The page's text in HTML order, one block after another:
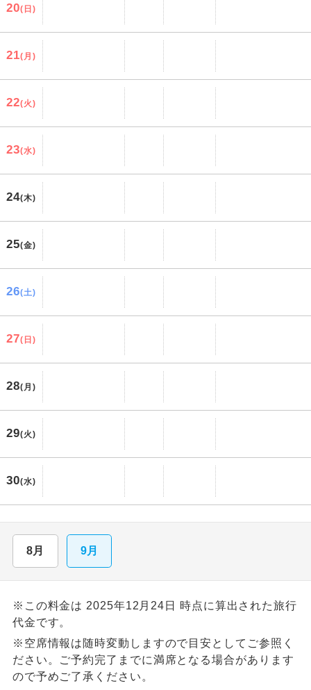
20(日)
21(月)
22(火)
23(水)
24(木)
25(金)
26(土)
27(日)
28(月)
29(火)
30(水)
8月 9月
※この料金は 2025年12月24日 時点に算出された旅行
代金です。
※空席情報は随時変動しますので目安としてご参照く
ださい。ご予約完了までに満席となる場合があります
ので予めご了承ください。